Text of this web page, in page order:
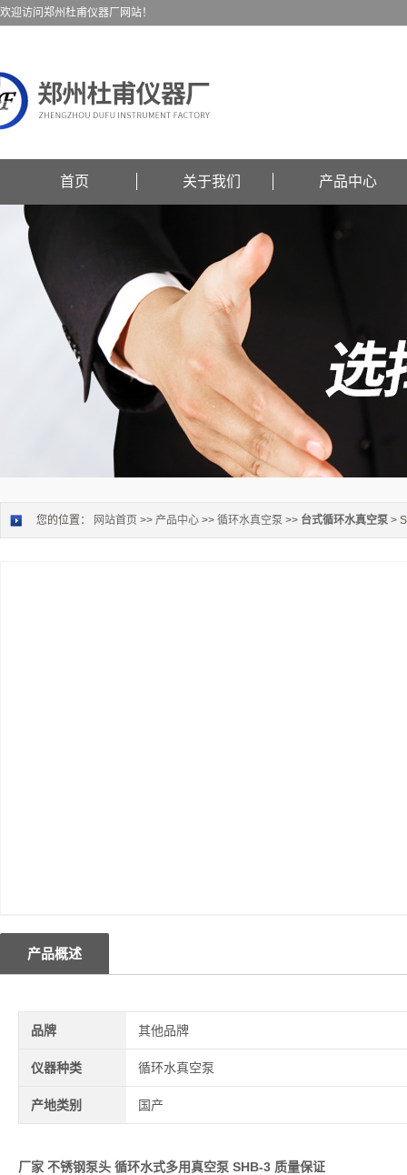
欢迎访问郑州杜甫仪器厂网站！
首页 关于我们 产品中心
您的位置： 网站首页 >> 产品中心 >> 循环水真空泵 >> 台式循环水真空泵 >
产品概述
品牌 其他品牌
仪器种类 循环水真空泵
产地类别 国产
厂家 不锈钢泵头 循环水式多用真空泵 SHB-3 质量保证